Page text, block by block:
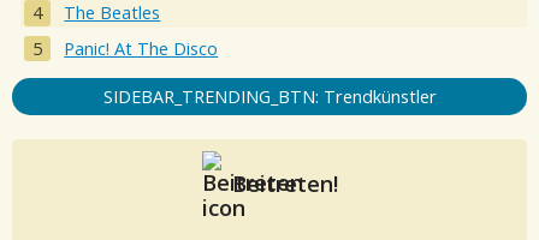
The Beatles
Panic! At The Disco
SIDEBAR_TRENDING_BTN: Trendkünstler
Beitreten!